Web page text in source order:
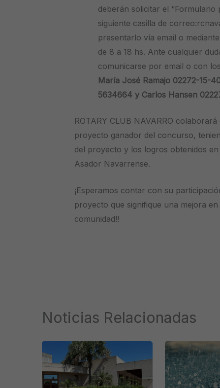
deberán solicitar el
siguiente casilla de
presentarlo vía email o
de 8 a 18 hs. Ante cualquier
comunicarse por email o con
María José Ramajo 02272-15-
5634664 y Carlos Hansen
ROTARY CLUB NAVARRO
proyecto ganador del concurso,
del proyecto y los logros obtenidos
Asador Navarrense.
¡Esperamos contar con su
proyecto que signifique una mejora
comunidad!!
Noticias Relacionadas